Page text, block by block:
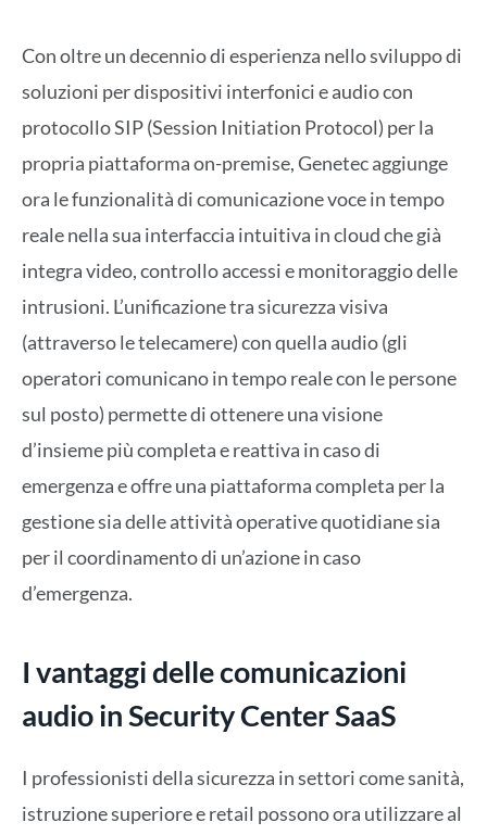
Con oltre un decennio di esperienza nello sviluppo di
soluzioni per dispositivi interfonici e audio con
protocollo SIP (Session Initiation Protocol) per la
propria piattaforma on-premise, Genetec aggiunge
ora le funzionalità di comunicazione voce in tempo
reale nella sua interfaccia intuitiva in cloud che già
integra video, controllo accessi e monitoraggio delle
intrusioni. L’unificazione tra sicurezza visiva
(attraverso le telecamere) con quella audio (gli
operatori comunicano in tempo reale con le persone
sul posto) permette di ottenere una visione
d’insieme più completa e reattiva in caso di
emergenza e offre una piattaforma completa per la
gestione sia delle attività operative quotidiane sia
per il coordinamento di un’azione in caso
d’emergenza.
I vantaggi delle comunicazioni
audio in Security Center SaaS
I professionisti della sicurezza in settori come sanità,
istruzione superiore e retail possono ora utilizzare al